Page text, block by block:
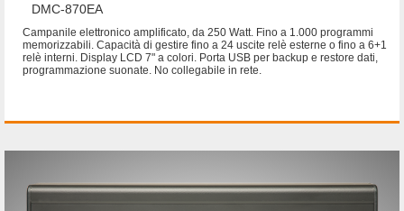
DMC-870EA
Campanile elettronico amplificato, da 250 Watt. Fino a 1.000 programmi
memorizzabili. Capacità di gestire fino a 24 uscite relè esterne o fino a 6+1
relè interni. Display LCD 7" a colori. Porta USB per backup e restore dati,
programmazione suonate. No collegabile in rete.